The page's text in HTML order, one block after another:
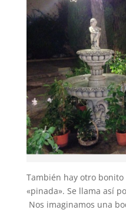
También hay otro
«pinada». Se llama así
Nos imaginamos una